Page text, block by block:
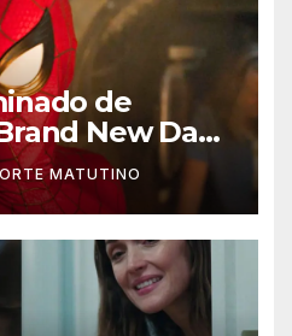
de
New Day’
a los fans
MATUTINO